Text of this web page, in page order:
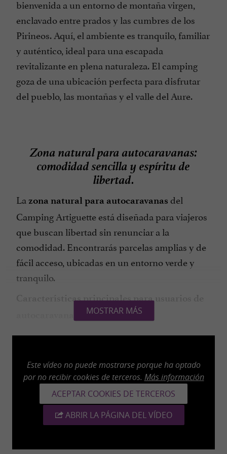
bienvenida a un entorno de montaña virgen,
enclavado entre prados y las cumbres de los
Pirineos. Aquí, el ambiente es tranquilo, familiar
y auténtico, ideal para una escapada
revitalizante en plena naturaleza. El camping
goza de una ubicación perfecta para disfrutar
del pueblo, las montañas y el valle del Aure.
Zona natural para autocaravanas:
comodidad sencilla y espíritu de
libertad.
La zona natural para autocaravanas del
Camping Artiguette está diseñada para viajeros
que buscan libertad sin renunciar a la
comodidad. Encontrarás parcelas amplias y de
fácil acceso, ubicadas en un entorno verde y
tranquilo.
Características principales para usuarios de
Ubicaciones naturales, tranquilas y
Fácil acceso para autocaravanas de paso o
que pernoctan en la zona.
Área de servicio exclusiva (eliminación de
residuos, agua)
Baños limpios y bien mantenidos.
MOSTRAR MÁS
Este vídeo no puede mostrarse porque ha optado
por no recibir cookies de terceros. Más información
ACEPTAR COOKIES DE TERCEROS
ABRIR LA PÁGINA DEL VÍDEO